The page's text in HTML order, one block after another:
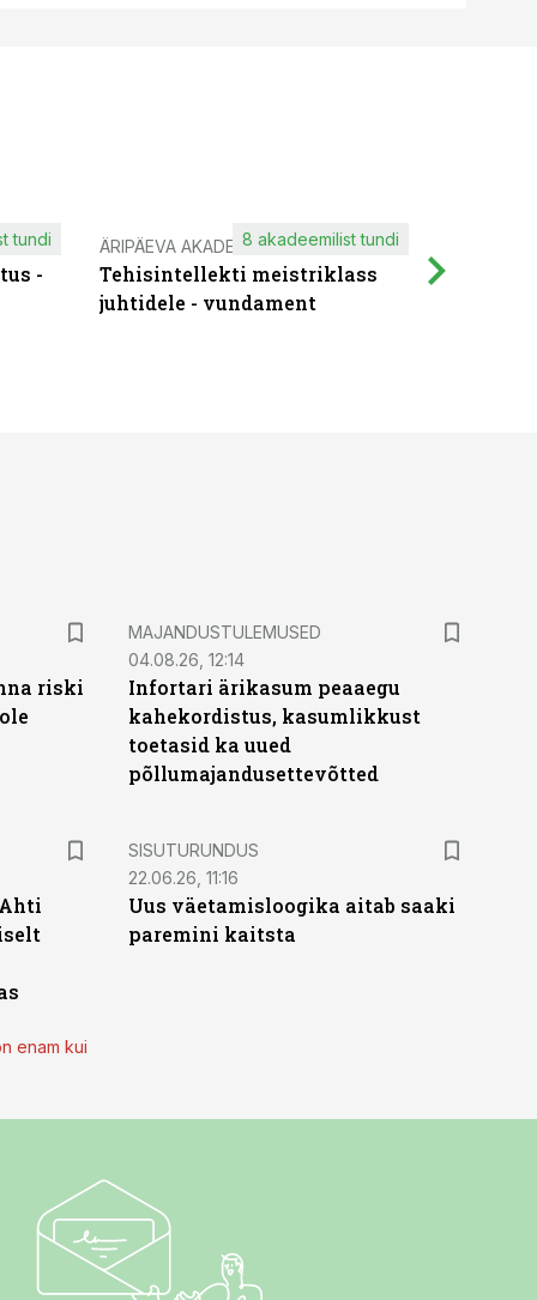
-
tundi ÄRIPÄEVA AKADEEMIA
Tehisintellekti meistriklass
juhtidele - vundament
8 akadeemilist tundi
riski
MAJANDUSTULEMUSED
04.08.26, 12:14
Infortari ärikasum peaaegu
kahekordistus, kasumlikkust
toetasid ka uued
põllumajandusettevõtted
enam kui
ST
SISUTURUNDUS
22.06.26, 11:16
Uus väetamisloogika aitab saaki
paremini kaitsta